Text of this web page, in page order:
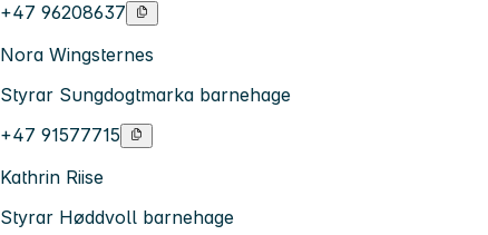
+47 96208637
Nora Wingsternes
Styrar Sungdogtmarka barnehage
+47 91577715
Kathrin Riise
Styrar Høddvoll barnehage